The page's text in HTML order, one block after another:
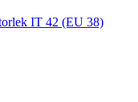
IT 42 (EU 38)